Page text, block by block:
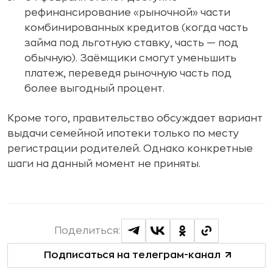
рефинансирование «рыночной» части
комбинированных кредитов (когда часть
займа под льготную ставку, часть — под
обычную). Заёмщики смогут уменьшить
платеж, переведя рыночную часть под
более выгодный процент.
Кроме того, правительство обсуждает вариант
выдачи семейной ипотеки только по месту
регистрации родителей. Однако конкретные
шаги на данный момент не приняты.
Подписаться на телеграм-канал
Поделиться: